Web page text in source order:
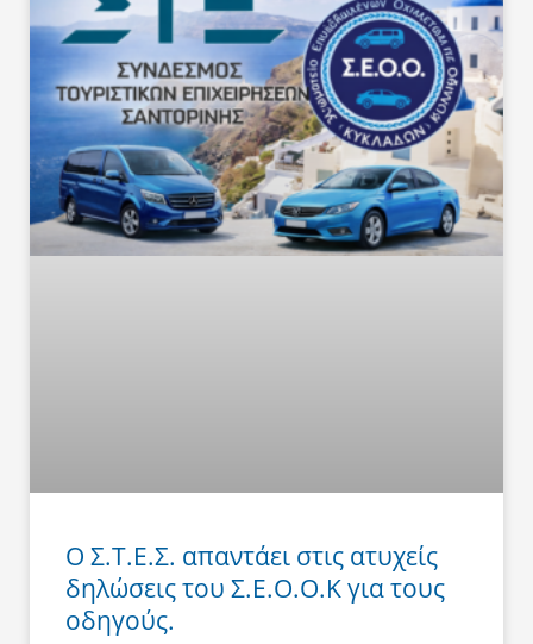
Ο Σ.Τ.Ε.Σ. απαντάει στις ατυχείς
δηλώσεις του Σ.Ε.Ο.Ο.Κ για τους
οδηγούς.